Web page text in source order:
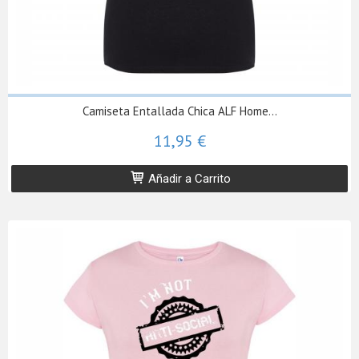
Camiseta Entallada Chica ALF Home...
11,95 €
Añadir a Carrito